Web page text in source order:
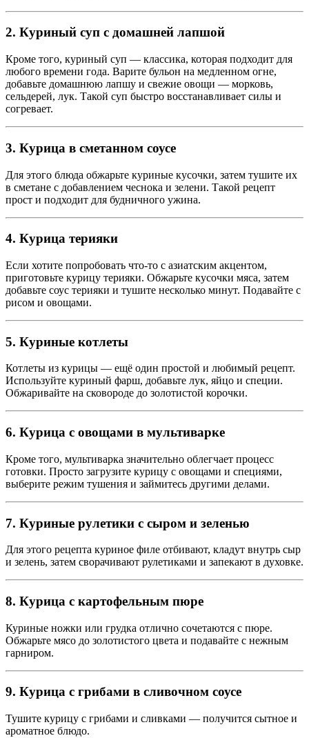
2. Куриный суп с домашней лапшой
Кроме того, куриный суп — классика, которая подходит для
любого времени года. Варите бульон на медленном огне,
добавьте домашнюю лапшу и свежие овощи — морковь,
сельдерей, лук. Такой суп быстро восстанавливает силы и
согревает.
3. Курица в сметанном соусе
Для этого блюда обжарьте куриные кусочки, затем тушите их
в сметане с добавлением чеснока и зелени. Такой рецепт
прост и подходит для будничного ужина.
4. Курица терияки
Если хотите попробовать что-то с азиатским акцентом,
приготовьте курицу терияки. Обжарьте кусочки мяса, затем
добавьте соус терияки и тушите несколько минут. Подавайте с
рисом и овощами.
5. Куриные котлеты
Котлеты из курицы — ещё один простой и любимый рецепт.
Используйте куриный фарш, добавьте лук, яйцо и специи.
Обжаривайте на сковороде до золотистой корочки.
6. Курица с овощами в мультиварке
Кроме того, мультиварка значительно облегчает процесс
готовки. Просто загрузите курицу с овощами и специями,
выберите режим тушения и займитесь другими делами.
7. Куриные рулетики с сыром и зеленью
Для этого рецепта куриное филе отбивают, кладут внутрь сыр
и зелень, затем сворачивают рулетиками и запекают в духовке.
8. Курица с картофельным пюре
Куриные ножки или грудка отлично сочетаются с пюре.
Обжарьте мясо до золотистого цвета и подавайте с нежным
гарниром.
9. Курица с грибами в сливочном соусе
Тушите курицу с грибами и сливками — получится сытное и
ароматное блюдо.